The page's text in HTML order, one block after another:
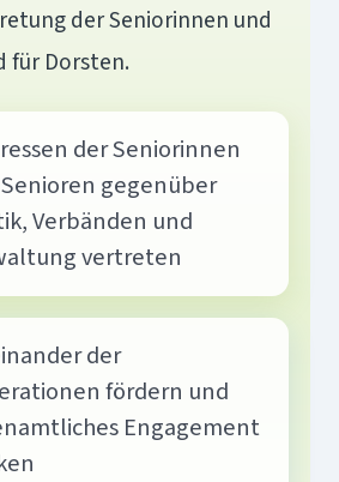
der Seniorinnen und
für Dorsten.
der Seniorinnen
gegenüber
Verbänden und
vertreten
der
fördern und
Engagement